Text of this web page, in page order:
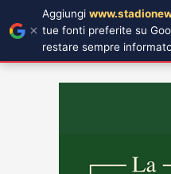
Aggiungi
tue fonti preferite su
restare sempre